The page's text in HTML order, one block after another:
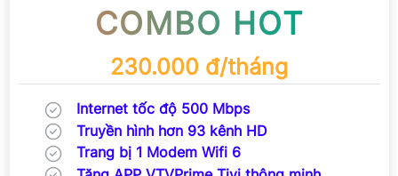
COMBO HOT
230.000 đ/tháng
Internet tốc độ 500 Mbps
Truyền hình hơn 93 kênh HD
Trang bị 1 Modem Wifi 6